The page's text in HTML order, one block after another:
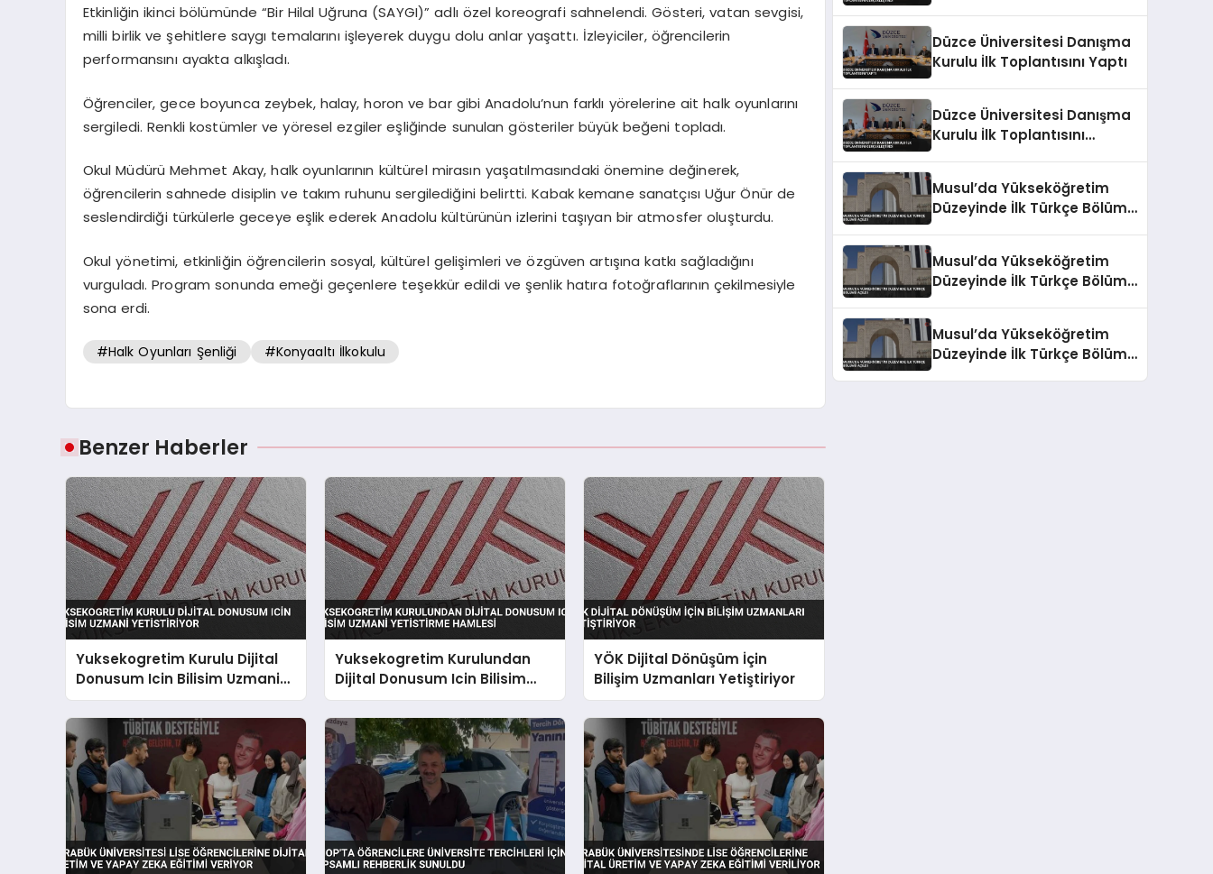
Etkinliğin ikinci bölümünde “Bir Hilal Uğruna (SAYGI)” adlı özel koreografi sahnelendi. Gösteri, vatan sevgisi,
milli birlik ve şehitlere saygı temalarını işleyerek duygu dolu anlar yaşattı. İzleyiciler, öğrencilerin
performansını ayakta alkışladı.
Öğrenciler, gece boyunca zeybek, halay, horon ve bar gibi Anadolu’nun farklı yörelerine ait halk oyunlarını
sergiledi. Renkli kostümler ve yöresel ezgiler eşliğinde sunulan gösteriler büyük beğeni topladı.
Okul Müdürü Mehmet Akay, halk oyunlarının kültürel mirasın yaşatılmasındaki önemine değinerek,
öğrencilerin sahnede disiplin ve takım ruhunu sergilediğini belirtti. Kabak kemane sanatçısı Uğur Önür de
seslendirdiği türkülerle geceye eşlik ederek Anadolu kültürünün izlerini taşıyan bir atmosfer oluşturdu.
Okul yönetimi, etkinliğin öğrencilerin sosyal, kültürel gelişimleri ve özgüven artışına katkı sağladığını
vurguladı. Program sonunda emeği geçenlere teşekkür edildi ve şenlik hatıra fotoğraflarının çekilmesiyle
sona erdi.
#Halk Oyunları Şenliği #Konyaaltı İlkokulu
Benzer Haberler
Yuksekogretim Kurulu Dijital
Donusum Icin Bilisim Uzmani
Yetistiriyor
Yuksekogretim Kurulundan
Dijital Donusum Icin Bilisim
Uzmani Yetistirme Hamlesi
YÖK Dijital Dönüşüm İçin
Bilişim Uzmanları Yetiştiriyor
Düzce Üniversitesi Danışma
Kurulu İlk Toplantısını Yaptı
Düzce Üniversitesi Danışma
Kurulu İlk Toplantısını
Musul’da Yükseköğretim
Düzeyinde İlk Türkçe Bölümü
Musul’da Yükseköğretim
Düzeyinde İlk Türkçe Bölümü
Musul’da Yükseköğretim
Düzeyinde İlk Türkçe Bölümü